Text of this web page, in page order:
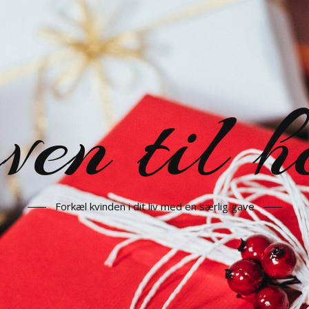
til
Forkæl kvinden i dit liv med en særlig gave